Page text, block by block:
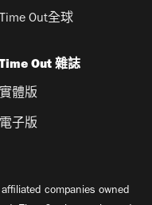
Time Out全球
Time Out 雜誌
實體版
電子版
companies owned